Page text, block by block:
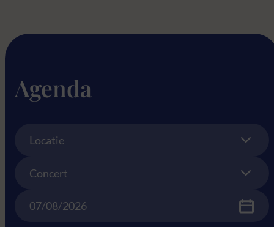
Agenda
Locatie
Concert